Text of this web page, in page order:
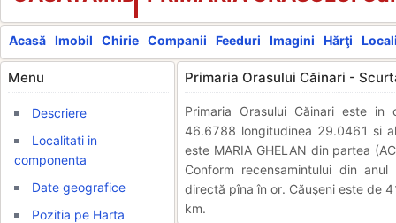
Acasă Imobil Chirie Companii Feeduri Imagini Hărţi
Menu
Descriere
Localitati in
componenta
Date geografice
Pozitia pe Harta
Primaria Orasului Căinari -
Primaria Orasului Căinari este in
46.6788 longitudinea 29.0461 si
este MARIA GHELAN din partea
Conform recensamintului din
directă pîna în or. Căuşeni este de
km.